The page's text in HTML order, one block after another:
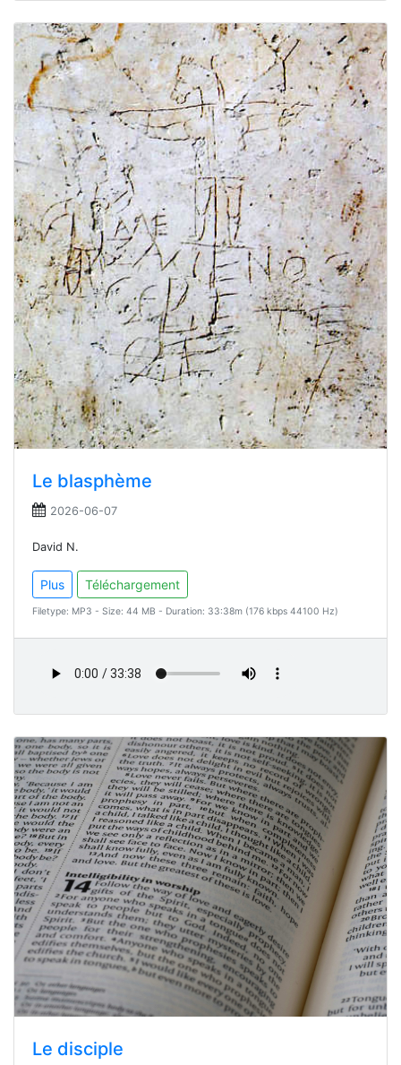
Le blasphème
2026-06-07
David N.
Plus Téléchargement
Filetype: MP3 - Size: 44 MB - Duration: 33:38m (176 kbps 44100 Hz)
Le disciple